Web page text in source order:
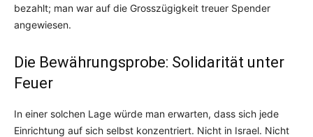
bezahlt; man war auf die Grosszügigkeit treuer Spender
angewiesen.
Die Bewährungsprobe: Solidarität unter
Feuer
In einer solchen Lage würde man erwarten, dass sich jede
Einrichtung auf sich selbst konzentriert. Nicht in Israel. Nicht